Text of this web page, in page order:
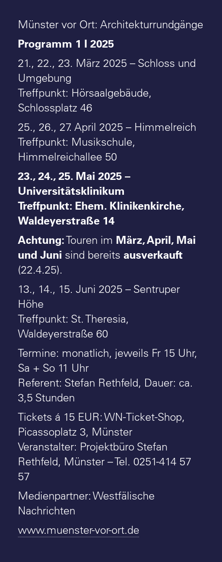
Münster vor Ort: Architekturrundgänge
Programm 1 I 2025
21., 22., 23. März 2025 – Schloss und
Umgebung
Treffpunkt: Hörsaalgebäude,
Schlossplatz 46
25., 26., 27. April 2025 – Himmelreich
Treffpunkt: Musikschule,
Himmelreichallee 50
23., 24., 25. Mai 2025 –
Universitätsklinikum
Treffpunkt: Ehem. Klinikenkirche,
Waldeyerstraße 14
Achtung:Touren im März,April, Mai
und Juni sind bereits ausverkauft
(22.4.25).
13., 14., 15. Juni 2025 – Sentruper
Höhe
Treffpunkt: St. Theresia,
Waldeyerstraße 60
Termine: monatlich, jeweils Fr 15 Uhr,
Sa + So 11 Uhr
Referent: Stefan Rethfeld, Dauer: ca.
3,5 Stunden
Tickets á 15 EUR: WN-Ticket-Shop,
Picassoplatz 3, Münster
Veranstalter: Projektbüro Stefan
Rethfeld, Münster – Tel. 0251-414 57
57
Medienpartner: Westfälische
Nachrichten
www.muenster-vor-ort.de